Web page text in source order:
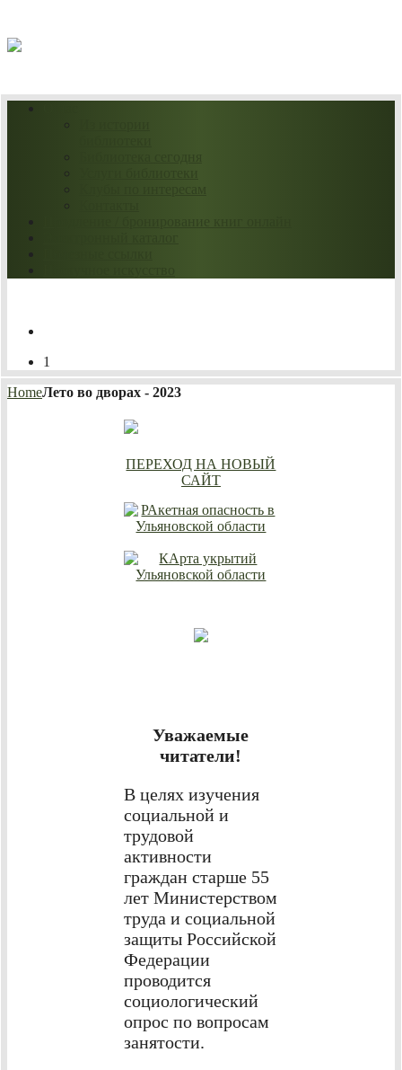
1
HomeЛето во дворах - 2023
ПЕРЕХОД НА НОВЫЙ
САЙТ
Уважаемые
читатели!
В целях изучения
социальной и
трудовой
активности
граждан старше 55
лет Министерством
труда и социальной
защиты Российской
Федерации
проводится
социологический
опрос по вопросам
занятости.